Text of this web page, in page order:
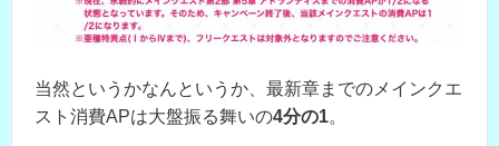
当然というかなんというか、最新章までのメインクエ
スト消費APは大盤振る舞いの4分の1。